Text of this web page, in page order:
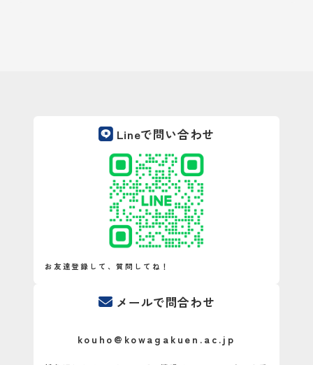
Lineで問い合わせ
お友達登録して、質問してね！
メールで問合わせ
kouho@kowagakuen.ac.jp